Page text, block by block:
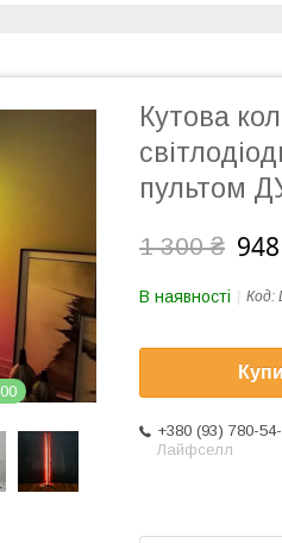
00
Кутова
пультом
1 300 ₴
В наявності Код:
+380 (93) 780-
Лайфселл